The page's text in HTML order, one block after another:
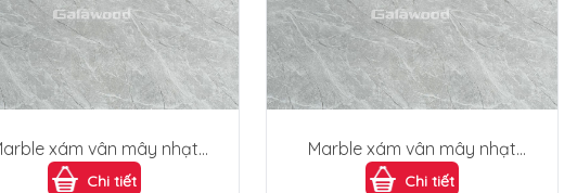
xám vân mây nhạt
PVC225
Chi tiết
Marble xám vân mây nhạt
PVC225
Chi tiết